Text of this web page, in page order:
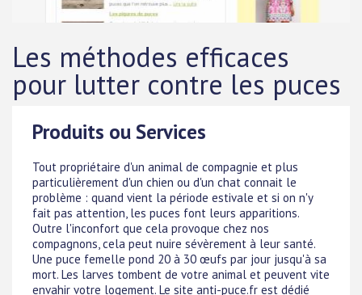
Les méthodes efficaces
pour lutter contre les puces
Produits ou Services
Tout propriétaire d'un animal de compagnie et plus
particulièrement d'un chien ou d'un chat connait le
problème : quand vient la période estivale et si on n'y
fait pas attention, les puces font leurs apparitions.
Outre l'inconfort que cela provoque chez nos
compagnons, cela peut nuire sévèrement à leur santé.
Une puce femelle pond 20 à 30 œufs par jour jusqu'à sa
mort. Les larves tombent de votre animal et peuvent vite
envahir votre logement. Le site anti-puce.fr est dédié